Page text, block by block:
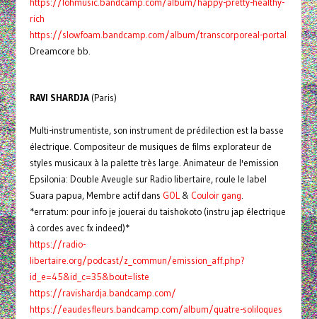
https://lohmusic.bandcamp.com/album/happy-pretty-healthy-
rich
https://slowfoam.bandcamp.com/album/transcorporeal-portal
Dreamcore bb.
RAVI SHARDJA (Paris)
Multi-instrumentiste, son instrument de prédilection est la basse
électrique. Compositeur de musiques de films explorateur de
styles musicaux à la palette très large. Animateur de l'emission
Epsilonia: Double Aveugle sur Radio libertaire, roule le label
Suara papua, Membre actif dans GOL& Couloir gang.
*erratum: pour info je jouerai du taishokoto (instru jap électrique
à cordes avec fx indeed)*
https://radio-
libertaire.org/podcast/z_commun/emission_aff.php?
id_e=45&id_c=35&bout=liste
https://ravishardja.bandcamp.com/
https://eaudesfleurs.bandcamp.com/album/quatre-soliloques